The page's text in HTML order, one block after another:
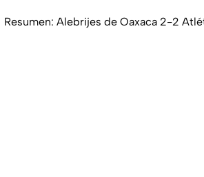
Resumen: Alebrijes de Oaxaca 2-2